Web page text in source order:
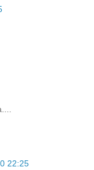
22:25